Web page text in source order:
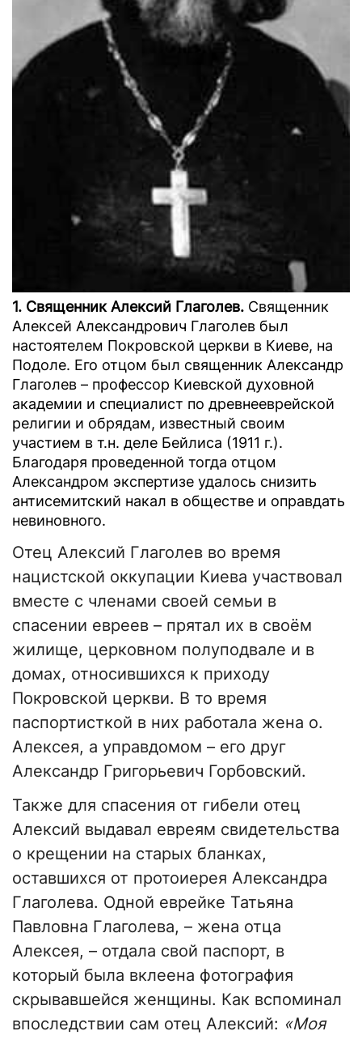
1. Священник Алексий Глаголев. Священник
Алексей Александрович Глаголев был
настоятелем Покровской церкви в Киеве, на
Подоле. Его отцом был священник Александр
Глаголев – профессор Киевской духовной
академии и специалист по древнееврейской
религии и обрядам, известный своим
участием в т.н. деле Бейлиса (1911 г.).
Благодаря проведенной тогда отцом
Александром экспертизе удалось снизить
антисемитский накал в обществе и оправдать
невиновного.
Отец Алексий Глаголев во время
нацистской оккупации Киева участвовал
вместе с членами своей семьи в
спасении евреев – прятал их в своём
жилище, церковном полуподвале и в
домах, относившихся к приходу
Покровской церкви. В то время
паспортисткой в них работала жена о.
Алексея, а управдомом – его друг
Александр Григорьевич Горбовский.
Также для спасения от гибели отец
Алексий выдавал евреям свидетельства
о крещении на старых бланках,
оставшихся от протоиерея Александра
Глаголева. Одной еврейке Татьяна
Павловна Глаголева, – жена отца
Алексея, – отдала свой паспорт, в
который была вклеена фотография
скрывавшейся женщины. Как вспоминал
впоследствии сам отец Алексий: «Моя